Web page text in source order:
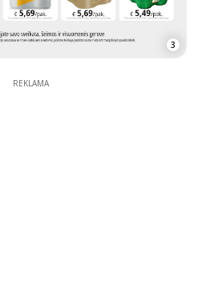
3
REKLAMA